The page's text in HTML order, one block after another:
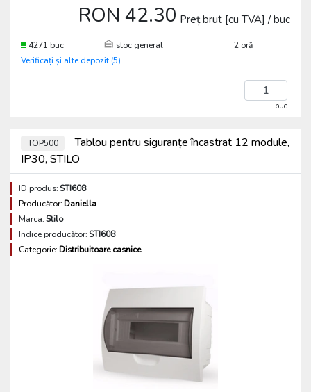
RON 42.30 Preț brut [cu TVA] / buc
4271 buc stoc general
2 oră
Verificați și alte depozit (5)
buc
TOP500
Tablou pentru siguranțe încastrat 12 module,
IP30, STILO
ID produs:STI608
Producător:Daniella
Marca:Stilo
Indice producător:STI608
Categorie:Distribuitoare casnice